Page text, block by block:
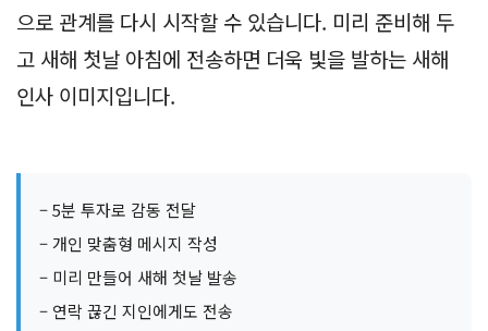
으로 관계를 다시 시작할 수 있습니다. 미리 준비해 두
고 새해 첫날 아침에 전송하면 더욱 빛을 발하는 새해
인사 이미지입니다.
– 5분 투자로 감동 전달
– 개인 맞춤형 메시지 작성
– 미리 만들어 새해 첫날 발송
– 연락 끊긴 지인에게도 전송